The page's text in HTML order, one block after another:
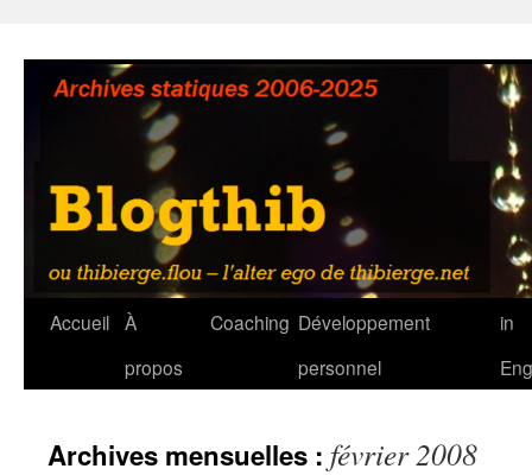
contenu
Accueil À
propos
Coaching Développement
personnel
in
Archives mensuelles : février 2008